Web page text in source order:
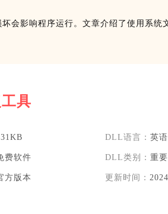
会影响程序运行。文章介绍了使用系统
具
费软件
方版本
DLL语言： 英语
DLL类别： 重要
更新时间：